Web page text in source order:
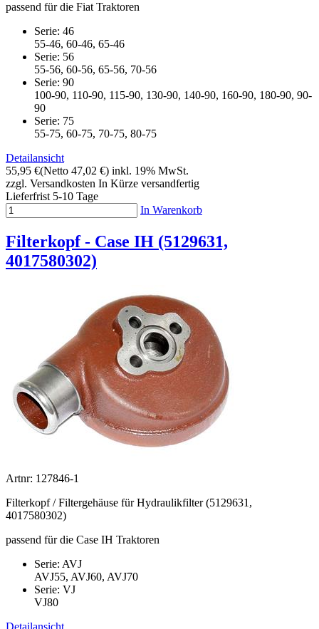
passend für die Fiat Traktoren
Serie: 46
55-46, 60-46, 65-46
Serie: 56
55-56, 60-56, 65-56, 70-56
Serie: 90
100-90, 110-90, 115-90, 130-90, 140-90, 160-90, 180-90, 90-
90
Serie: 75
55-75, 60-75, 70-75, 80-75
Detailansicht
55,95 €(Netto 47,02 €) inkl. 19% MwSt.
zzgl. Versandkosten In Kürze versandfertig
Lieferfrist 5-10 Tage
In Warenkorb
Filterkopf - Case IH (5129631,
4017580302)
Artnr: 127846-1
Filterkopf / Filtergehäuse für Hydraulikfilter (5129631,
4017580302)
passend für die Case IH Traktoren
Serie: AVJ
AVJ55, AVJ60, AVJ70
Serie: VJ
VJ80